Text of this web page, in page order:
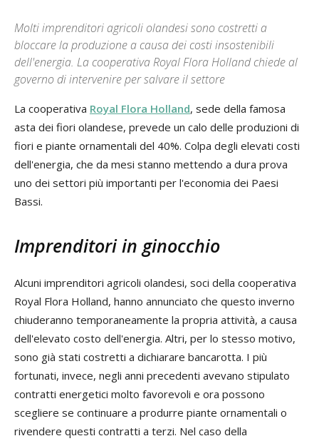
Molti imprenditori agricoli olandesi sono costretti a
bloccare la produzione a causa dei costi insostenibili
dell'energia. La cooperativa Royal Flora Holland chiede al
governo di intervenire per salvare il settore
La cooperativa Royal Flora Holland, sede della famosa
asta dei fiori olandese, prevede un calo delle produzioni di
fiori e piante ornamentali del 40%. Colpa degli elevati costi
dell'energia, che da mesi stanno mettendo a dura prova
uno dei settori più importanti per l'economia dei Paesi
Bassi.
Imprenditori in ginocchio
Alcuni imprenditori agricoli olandesi, soci della cooperativa
Royal Flora Holland, hanno annunciato che questo inverno
chiuderanno temporaneamente la propria attività, a causa
dell'elevato costo dell'energia. Altri, per lo stesso motivo,
sono già stati costretti a dichiarare bancarotta. I più
fortunati, invece, negli anni precedenti avevano stipulato
contratti energetici molto favorevoli e ora possono
scegliere se continuare a produrre piante ornamentali o
rivendere questi contratti a terzi. Nel caso della